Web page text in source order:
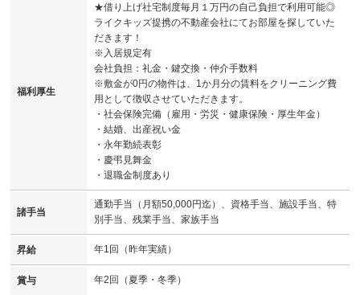
福利厚生
★借り上げ社宅制度毎月１万円の自己負担で利用可能◎
ライクキッズ提携の不動産会社にてお部屋を探していた
だきます！
※入居規定有
会社負担：礼金・鍵交換・仲介手数料
※敷金が0円の物件は、1か月分の賃料をクリーニング費
用として徴収させていただきます。
・社会保険完備（雇用・労災・健康保険・厚生年金）
・結婚、出産祝い金
・永年勤続表彰
・慶弔見舞金
・退職金制度あり
諸手当
通勤手当（月額50,000円迄）、資格手当、施設手当、特
別手当、残業手当、家族手当
昇給 年1回（昨年実績）
賞与 年2回（夏季・冬季）